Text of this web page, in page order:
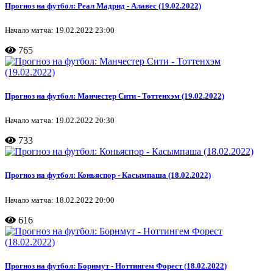
Прогноз на футбол: Реал Мадрид - Алавес (19.02.2022)
Начало матча: 19.02.2022 23:00
765
Прогноз на футбол: Манчестер Сити - Тоттенхэм (19.02.2022)
Начало матча: 19.02.2022 20:30
733
Прогноз на футбол: Коньяспор - Касымпаша (18.02.2022)
Начало матча: 18.02.2022 20:00
616
Прогноз на футбол: Борнмут - Ноттингем Форест (18.02.2022)